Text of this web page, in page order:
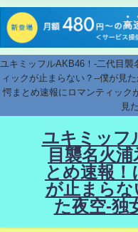
ユキミッフルAKB46！-二代目
ィックが止まらない？--僕が見
愕まとめ速報にロマンティック
見
ユキミッフ
目襲名火
とめ速報
が止まらな
た夜空-独